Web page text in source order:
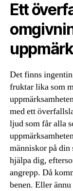
Ett
Det finns
fruktar lika som
med ett
ljud som får alla
människor på din
hjälpa dig,
angrepp. Då
benen. Eller